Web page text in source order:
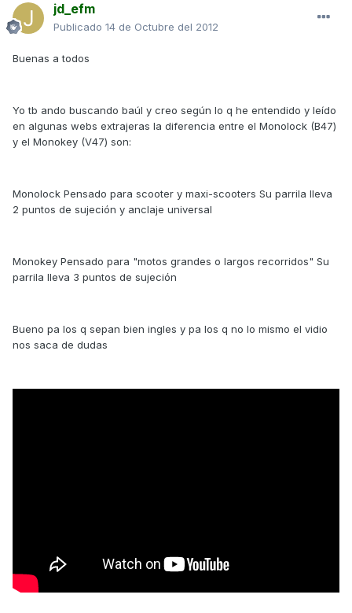
jd_efm
Publicado 14 de Octubre del 2012
Buenas a todos
Yo tb ando buscando baúl y creo según lo q he entendido y leído
en algunas webs extrajeras la diferencia entre el Monolock (B47)
y el Monokey (V47) son:
Monolock Pensado para scooter y maxi-scooters Su parrila lleva
2 puntos de sujeción y anclaje universal
Monokey Pensado para "motos grandes o largos recorridos" Su
parrila lleva 3 puntos de sujeción
Bueno pa los q sepan bien ingles y pa los q no lo mismo el vidio
nos saca de dudas